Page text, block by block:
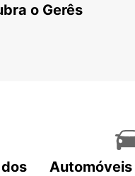
o Gerês